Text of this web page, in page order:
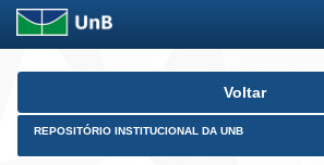
Skip
Voltar
REPOSITÓRIO INSTITUCIONAL DA UNB